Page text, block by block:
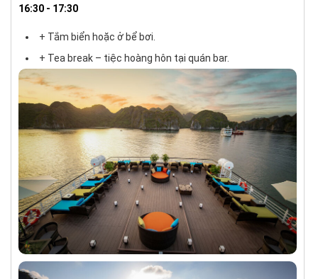
16:30 - 17:30
+ Tắm biển hoặc ở bể bơi.
+ Tea break – tiệc hoàng hôn tại quán bar.